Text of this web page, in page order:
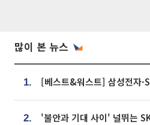
많이 본 뉴스
1.
2.